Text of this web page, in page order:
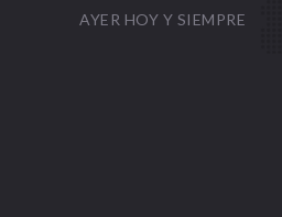
AYER HOY Y SIEMPRE